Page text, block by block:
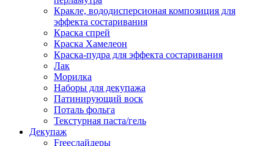
Кракле, вододисперсионая композиция для
эффекта состаривания
Краска спрей
Краска Хамелеон
Краска-пудра для эффекта состаривания
Лак
Морилка
Наборы для декупажа
Патинирующий воск
Поталь фольга
Текстурная паста/гель
Декупаж
Freeслайдеры